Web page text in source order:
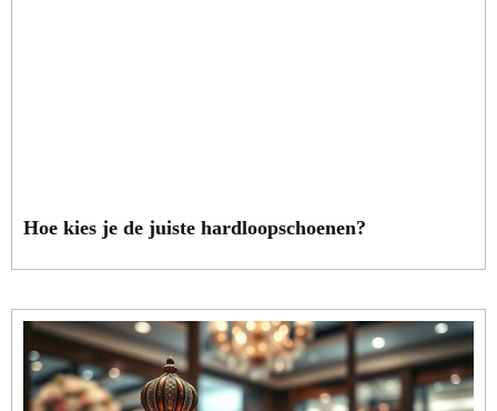
Hoe kies je de juiste hardloopschoenen?